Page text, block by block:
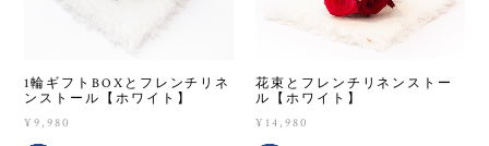
1輪ギフトBOXとフレンチリネ
ンストール【ホワイト】
¥9,980
花束とフレンチリネンストー
ル【ホワイト】
¥14,980